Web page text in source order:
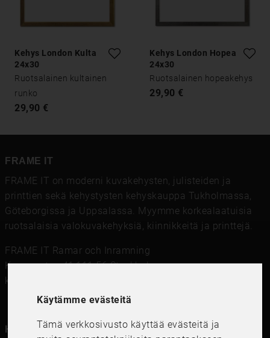
Käytämme evästeitä
Tämä verkkosivusto käyttää evästeitä ja
Kehys London Kulta
24x30
Ruotsalainen kultainen
runko
29,90 €
Kehys London Hopea
24x30
Ruotsalainen hopeakehys
29,90 €
FRAME IT
FRAME IT on moderni kuvakehysten, julisteiden ja
printtien sekä kehystysten kehyskauppa Tukholmassa,
Göteborgissa ja Uppsalassa. Myymme korkealaatuisia
ruotsalaisia ​​valokuvakehyksiä, kiinnikkeitä ja printtejä.
FRAME IT Ramar och Inramning
Kungsgatan 41,111 56 Stockholm
kundservice@frameit.se
Haluatko uutiskirjeemme?